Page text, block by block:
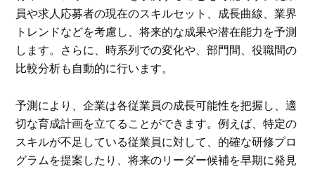
員や求人応募者の現在のスキルセット、成長曲線、業界
トレンドなどを考慮し、将来的な成果や潜在能力を予測
します。さらに、時系列での変化や、部門間、役職間の
比較分析も自動的に行います。
予測により、企業は各従業員の成長可能性を把握し、適
切な育成計画を立てることができます。例えば、特定の
スキルが不足している従業員に対して、的確な研修プロ
グラムを提案したり、将来のリーダー候補を早期に発見